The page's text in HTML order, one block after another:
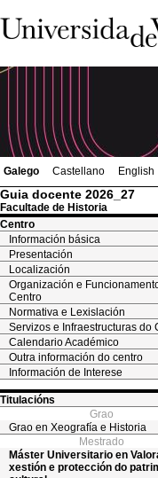
Galego Castellano English
Guia docente 2026_27
Facultade de Historia
Centro
Información básica
Presentación
Localización
Organización e
Centro
Normativa e Lexislación
Servizos e Infraestructuras do
Calendario Académico
Outra información do centro
Información de Interese
Titulacións
Grao
Grao en Xeografía e Historia
Mestrado
Máster Universitario en
xestión e protección do